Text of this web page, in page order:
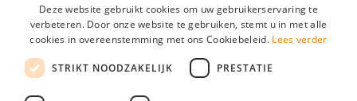
E-mail*
Wachtwoord
login gegevens onthouden
Deze website gebruikt cookies om uw gebruikerservaring te
verbeteren. Door onze website te gebruiken, stemt u in met alle
cookies in overeenstemming met ons Cookiebeleid. Lees verder
STRIKT NOODZAKELIJK PRESTATIE